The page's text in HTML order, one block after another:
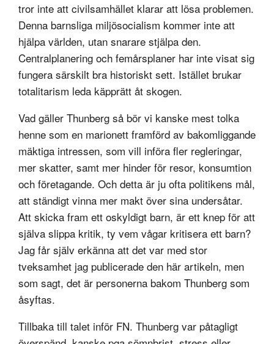
tror inte att civilsamhället klarar att lösa problemen.
Denna barnsliga miljösocialism kommer inte att
hjälpa världen, utan snarare stjälpa den.
Centralplanering och femårsplaner har inte visat sig
fungera särskilt bra historiskt sett. Istället brukar
totalitarism leda käpprätt åt skogen.
Vad gäller Thunberg så bör vi kanske mest tolka
henne som en marionett framförd av bakomliggande
mäktiga intressen, som vill införa fler regleringar,
mer skatter, samt mer hinder för resor, konsumtion
och företagande. Och detta är ju ofta politikens mål,
att ständigt vinna mer makt över sina undersåtar.
Att skicka fram ett oskyldigt barn, är ett knep för att
själva slippa kritik, ty vem vågar kritisera ett barn?
Jag får själv erkänna att det var med stor
tveksamhet jag publicerade den här artikeln, men
som sagt, det är personerna bakom Thunberg som
åsyftas.
Tillbaka till talet inför FN. Thunberg var påtagligt